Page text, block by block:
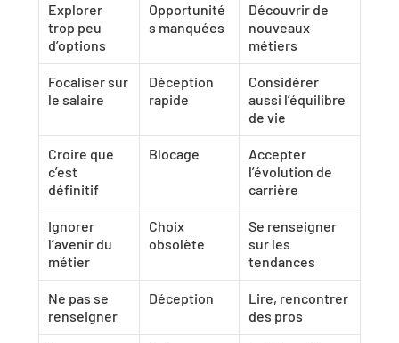
Explorer
trop peu
d’options
Opportunité
s manquées
Découvrir de
nouveaux
métiers
Focaliser sur
le salaire
Déception
rapide
Considérer
aussi l’équilibre
de vie
Croire que
c’est
définitif
Blocage
Accepter
l’évolution de
carrière
Ignorer
l’avenir du
métier
Choix
obsolète
Se renseigner
sur les
tendances
Ne pas se
renseigner
Déception
Lire, rencontrer
des pros